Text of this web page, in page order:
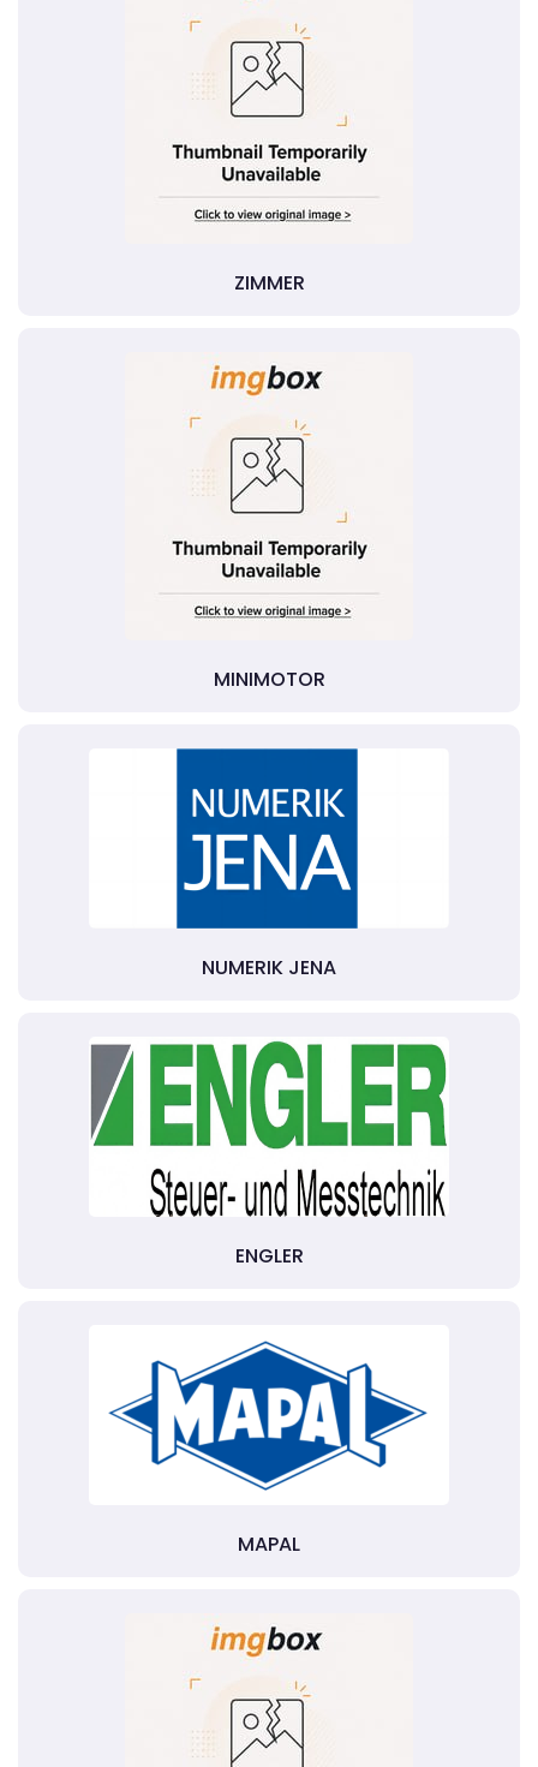
ZIMMER
MINIMOTOR
NUMERIK JENA
ENGLER
MAPAL